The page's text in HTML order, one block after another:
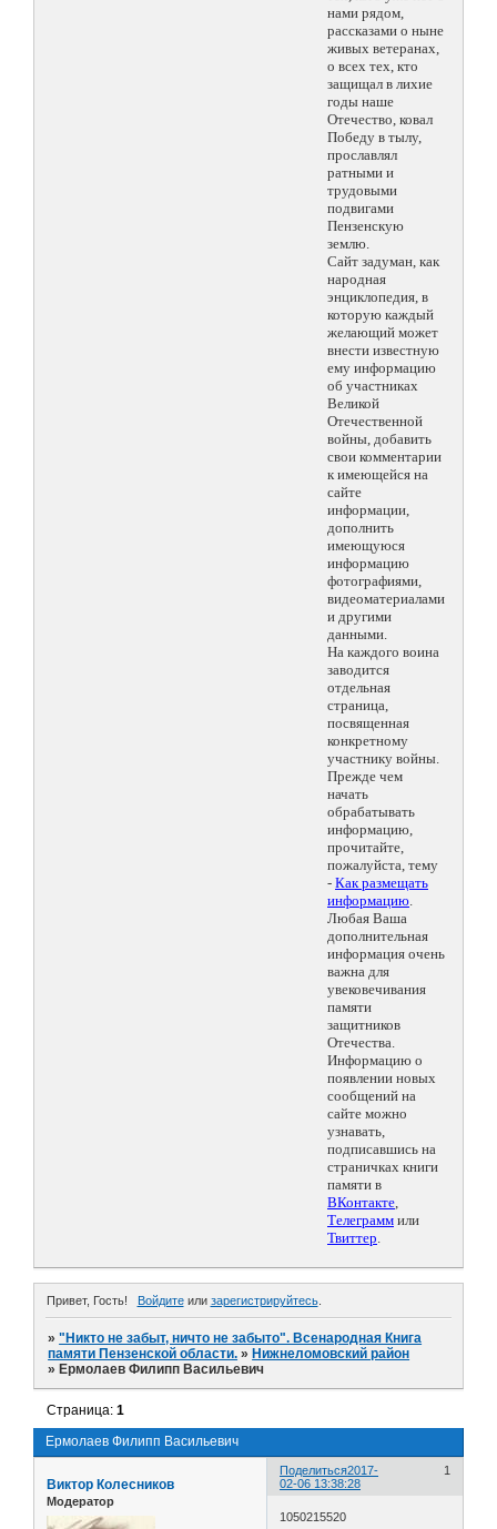
нами рядом,
рассказами о ныне
живых ветеранах,
о всех тех, кто
защищал в лихие
годы наше
Отечество, ковал
Победу в тылу,
прославлял
ратными и
трудовыми
подвигами
Пензенскую
землю.
Сайт задуман, как
народная
энциклопедия, в
которую каждый
желающий может
внести известную
ему информацию
об участниках
Великой
Отечественной
войны, добавить
свои комментарии
к имеющейся на
сайте
информации,
дополнить
имеющуюся
информацию
фотографиями,
видеоматериалами
и другими
данными.
На каждого воина
заводится
отдельная
страница,
посвященная
конкретному
участнику войны.
Прежде чем
начать
обрабатывать
информацию,
прочитайте,
пожалуйста, тему
- Как размещать
информацию.
Любая Ваша
дополнительная
информация очень
важна для
увековечивания
памяти
защитников
Отечества.
Информацию о
появлении новых
сообщений на
сайте можно
узнавать,
подписавшись на
страничках книги
памяти в
ВКонтакте,
Телеграмм или
Твиттер.
Привет, Гость! Войдитеили зарегистрируйтесь.
»"Никто не забыт, ничто не забыто". Всенародная Книга
памяти Пензенской области. » Нижнеломовский район
» Ермолаев Филипп Васильевич
Ермолаев Филипп Васильевич
Страница:1
Поделиться 1
2017-
02-06 13:38:28
Виктор Колесников
Модератор
1050215520